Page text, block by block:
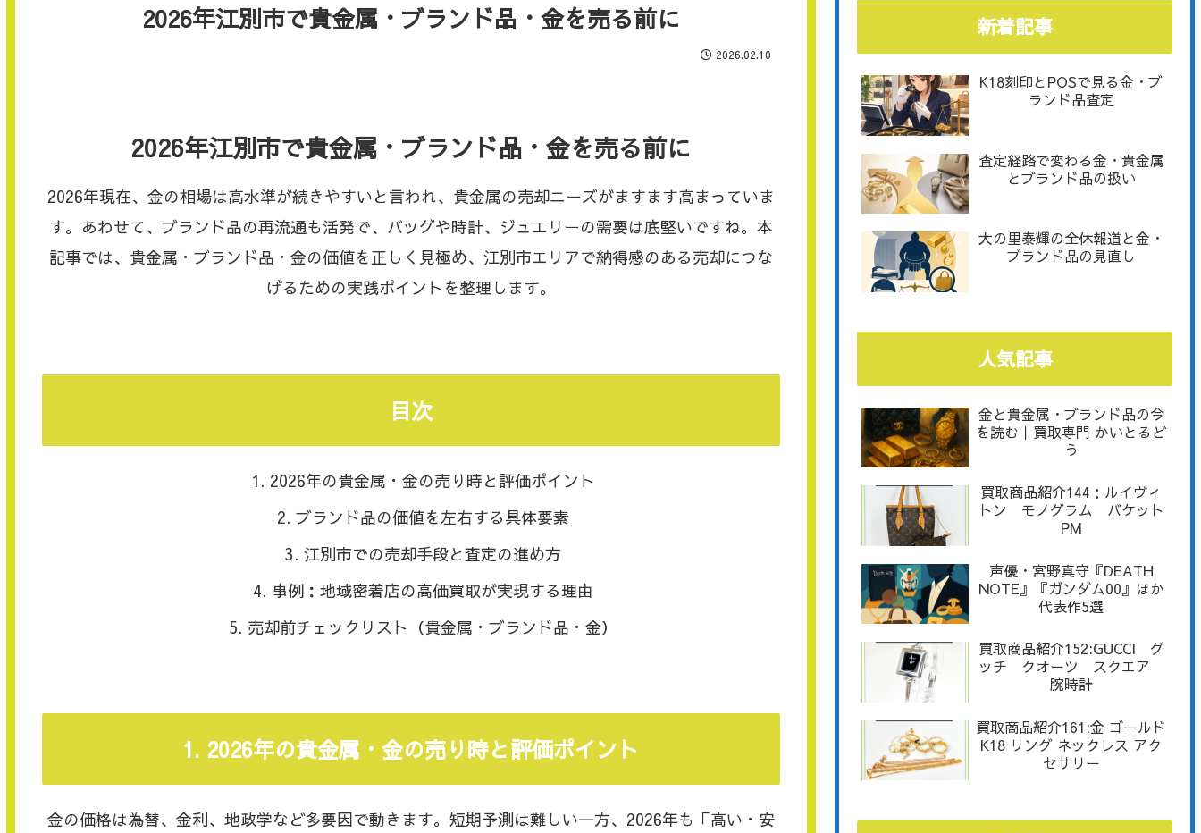
2026年江別市で貴金属・ブランド品・金を売る前に
2026.02.10
2026年江別市で貴金属・ブランド品・金を売る前に
2026年現在、金の相場は高水準が続きやすいと言われ、貴金属の売却ニーズがますます高まっていま
す。あわせて、ブランド品の再流通も活発で、バッグや時計、ジュエリーの需要は底堅いですね。本
記事では、貴金属・ブランド品・金の価値を正しく見極め、江別市エリアで納得感のある売却につな
げるための実践ポイントを整理します。
目次
2026年の貴金属・金の売り時と評価ポイント
ブランド品の価値を左右する具体要素
江別市での売却手段と査定の進め方
事例：地域密着店の高価買取が実現する理由
売却前チェックリスト（貴金属・ブランド品・金）
1. 2026年の貴金属・金の売り時と評価ポイント
金の価格は為替、金利、地政学など多要因で動きます。短期予測は難しい一方、2026年も「高い・安
新着記事
K18刻印とPOSで見る金・ブ
ランド品査定
査定経路で変わる金・貴金属
とブランド品の扱い
大の里泰輝の全休報道と金・
ブランド品の見直し
人気記事
金と貴金属・ブランド品の今
を読む｜買取専門 かいとるど
う
買取商品紹介144：ルイヴィ
トン モノグラム バケット
PM
声優・宮野真守『DEATH
NOTE』『ガンダム00』ほか
代表作5選
買取商品紹介152:GUCCI グ
ッチ クオーツ スクエア
腕時計
買取商品紹介161:金 ゴールド
K18 リング ネックレス アク
セサリー